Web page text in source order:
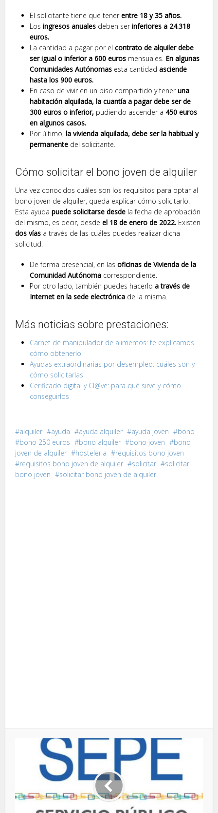
El solicitante tiene que tenerentre 18 y 35 años.
Losingresos anuales deben serinferiores a 24.318
euros.
La cantidad a pagar por elcontrato de alquiler debe
ser igual o inferior a 600 euros mensuales. En algunas
Comunidades Autónomas esta cantidadasciende
hasta los 900 euros.
En caso de vivir en un piso compartido y teneruna
habitación alquilada, la cuantía a pagar debe ser de
300 euros o inferior, pudiendo ascender a 450 euros
en algunos casos.
Por último, la vivienda alquilada, debe ser la habitual y
permanente del solicitante.
Cómo solicitar el bono joven de alquiler
Una vez conocidos cuáles son los requisitos para optar al
bono joven de alquiler, queda explicar cómo solicitarlo.
Esta ayudapuede solicitarse desde la fecha de aprobación
del mismo, es decir, desdeel 18 de enero de 2022. Existen
dos vías a través de las cuáles puedes realizar dicha
solicitud:
De forma presencial, en las oficinas de Vivienda de la
Comunidad Autónoma correspondiente.
Por otro lado, también puedes hacerloa través de
Internet en la sede electrónica de la misma.
Más noticias sobre prestaciones:
Carnet de manipulador de alimentos: te explicamos
cómo obtenerlo
Ayudas extraordinarias por desempleo: cuáles son y
cómo solicitarlas
Cerificado digital y Cl@ve: para qué sirve y cómo
conseguirlos
alquiler ayuda ayuda alquiler ayuda joven
bono
bono 250 euros
bono alquiler bono joven
bono
joven de alquiler
hosteleria
requisitos bono joven
requisitos bono joven de alquiler
solicitar
solicitar
bono joven
solicitar bono joven de alquiler